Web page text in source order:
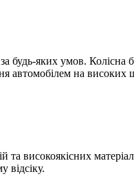
будь-яких умов. Колісна
автомобілем на високих
та високоякісних
відсіку.